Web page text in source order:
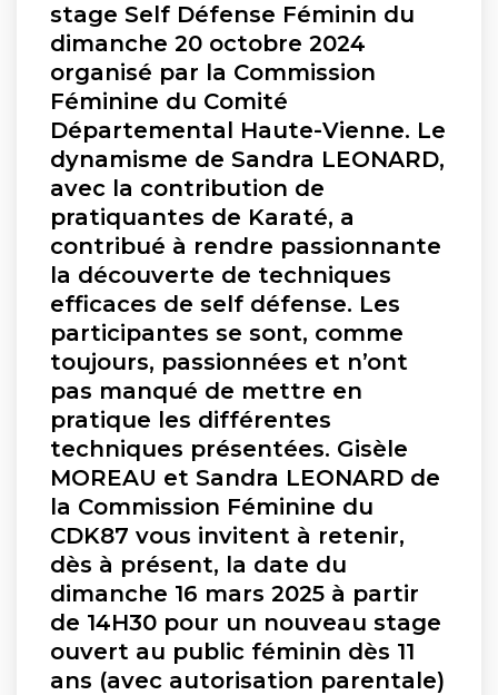
stage Self Défense Féminin du
dimanche 20 octobre 2024
organisé par la Commission
Féminine du Comité
Départemental Haute-Vienne. Le
dynamisme de Sandra LEONARD,
avec la contribution de
pratiquantes de Karaté, a
contribué à rendre passionnante
la découverte de techniques
efficaces de self défense. Les
participantes se sont, comme
toujours, passionnées et n’ont
pas manqué de mettre en
pratique les différentes
techniques présentées. Gisèle
MOREAU et Sandra LEONARD de
la Commission Féminine du
CDK87 vous invitent à retenir,
dès à présent, la date du
dimanche 16 mars 2025 à partir
de 14H30 pour un nouveau stage
ouvert au public féminin dès 11
ans (avec autorisation parentale)